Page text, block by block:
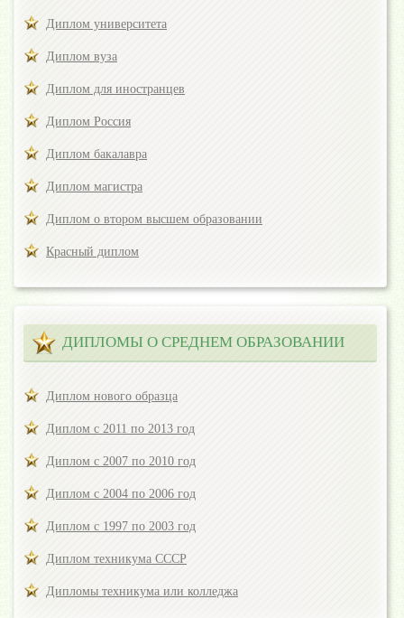
Диплом университета
Диплом вуза
Диплом для иностранцев
Диплом Россия
Диплом бакалавра
Диплом магистра
Диплом о втором высшем образовании
Красный диплом
ДИПЛОМЫ О СРЕДНЕМ ОБРАЗОВАНИИ
Диплом нового образца
Диплом с 2011 по 2013 год
Диплом с 2007 по 2010 год
Диплом с 2004 по 2006 год
Диплом с 1997 по 2003 год
Диплом техникума СССР
Дипломы техникума или колледжа